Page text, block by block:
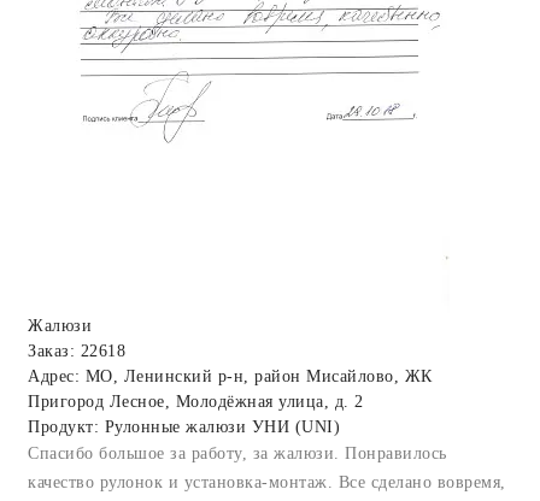
Жалюзи
Заказ: 22618
Адрес: МО, Ленинский р-н, район Мисайлово, ЖК
Пригород Лесное, Молодёжная улица, д. 2
Продукт: Рулонные жалюзи УНИ (UNI)
Спасибо большое за работу, за жалюзи. Понравилось
качество рулонок и установка-монтаж. Все сделано вовремя,